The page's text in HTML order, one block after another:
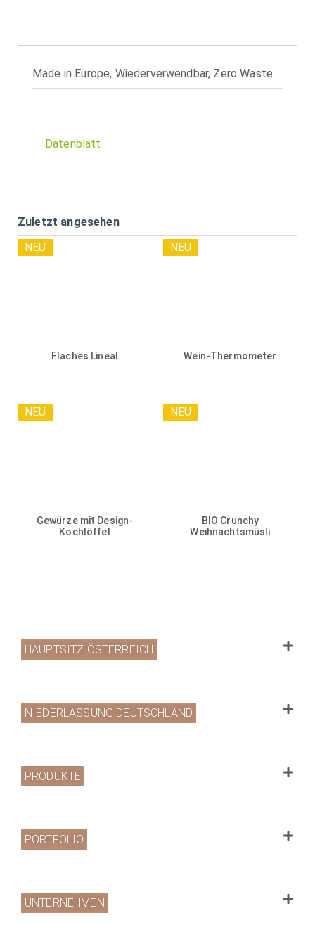
Made in Europe, Wiederverwendbar, Zero Waste
Datenblatt
Zuletzt angesehen
Flaches Lineal
NEU
Wein-Thermometer
NEU
Gewürze mit Design-
Kochlöffel
NEU
BIO Crunchy
Weihnachtsmüsli
NEU
HAUPTSITZ ÖSTERREICH
NIEDERLASSUNG DEUTSCHLAND
PRODUKTE
PORTFOLIO
UNTERNEHMEN